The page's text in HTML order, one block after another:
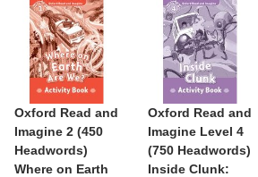
Oxford Read and
Imagine 2 (450
Headwords)
Where on Earth
Oxford Read and
Imagine Level 4
(750 Headwords)
Inside Clunk: